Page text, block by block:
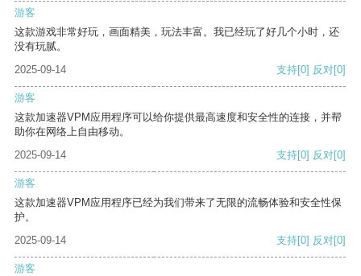
游客
这款游戏非常好玩，画面精美，玩法丰富。我已经玩了好几个小时，还
没有玩腻。
2025-09-14
支持[0] 反对[0]
游客
这款加速器VPM应用程序可以给你提供最高速度和安全性的连接，并帮
助你在网络上自由移动。
2025-09-14
支持[0] 反对[0]
游客
这款加速器VPM应用程序已经为我们带来了无限的流畅体验和安全性保
护。
2025-09-14
支持[0] 反对[0]
游客